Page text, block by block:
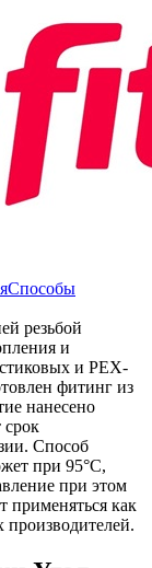
Способы
резьбой
и
и РЕХ-
фитинг из
нанесено
срок
Способ
при 95°C,
при этом
как
производителей.